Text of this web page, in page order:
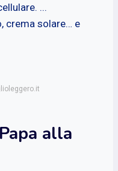
...
crema solare… e
alla